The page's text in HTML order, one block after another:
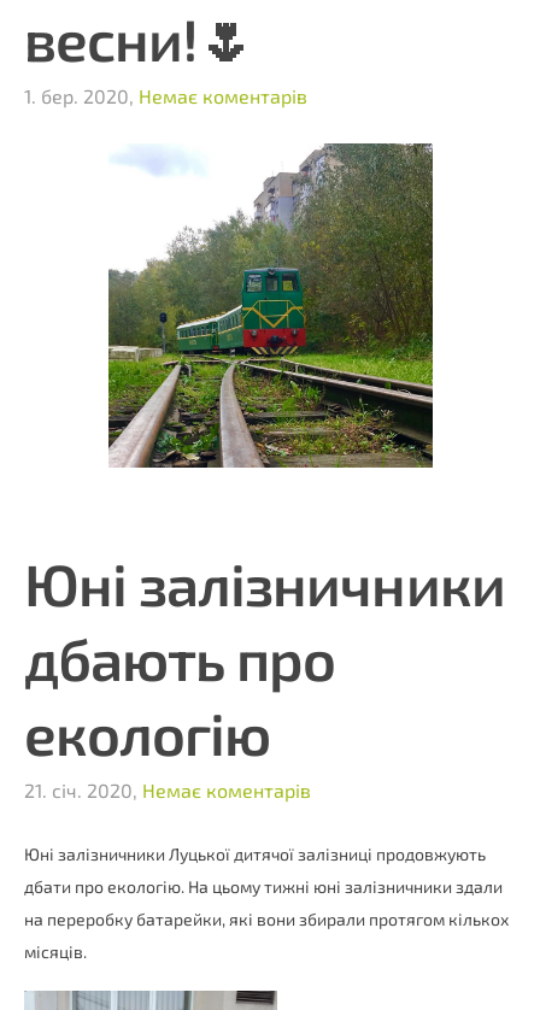
весни!🌷
1. бер. 2020, Немає коментарів
Юні залізничники
дбають про
екологію
21. січ. 2020, Немає коментарів
Юні залізничники Луцької дитячої залізниці продовжують
дбати про екологію. На цьому тижні юні залізничники здали
на переробку батарейки, які вони збирали протягом кількох
місяців.